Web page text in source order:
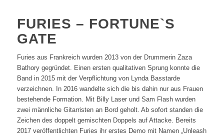
FURIES – FORTUNE`S
GATE
Furies aus Frankreich wurden 2013 von der Drummerin Zaza
Bathory gegründet. Einen ersten qualitativen Sprung konnte die
Band in 2015 mit der Verpflichtung von Lynda Basstarde
verzeichnen. In 2016 wandelte sich die bis dahin nur aus Frauen
bestehende Formation. Mit Billy Laser und Sam Flash wurden
zwei männliche Gitarristen an Bord geholt. Ab sofort standen die
Zeichen des doppelt gemischten Doppels auf Attacke. Bereits
2017 veröffentlichten Furies ihr erstes Demo mit Namen „Unleash